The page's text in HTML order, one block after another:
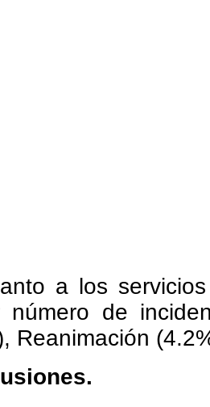
a los
número de
Reanimación